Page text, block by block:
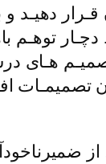
دهیـد و
توهـم
هـای